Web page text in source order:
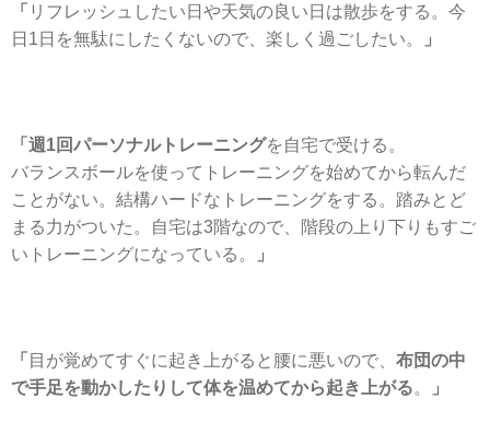
「 リフレッシュしたい日や天気の良い日は散歩をする。今
日1日を無駄にしたくないので、楽しく過ごしたい。
」
「週1回パーソナルトレーニングを自宅で受ける。
バランスボールを使ってトレーニングを始めてから転んだ
ことがない。結構ハードなトレーニングをする。踏みとど
まる力がついた。自宅は3階なので、階段の上り下りもすご
いトレーニングになっている。
」
「 目が覚めてすぐに起き上がると腰に悪いので、 布団の中
で手足を動かしたりして体を温めてから起き上がる。 」